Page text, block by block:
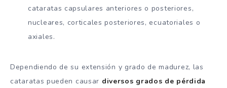
cataratas capsulares anteriores o posteriores,
nucleares, corticales posteriores, ecuatoriales o
axiales.
Dependiendo de su extensión y grado de madurez, las
cataratas pueden causar diversos grados de pérdida